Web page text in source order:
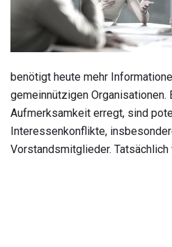
benötigt heute mehr
gemeinnützigen Organisationen.
Aufmerksamkeit erregt, sind
Interessenkonflikte,
Vorstandsmitglieder.